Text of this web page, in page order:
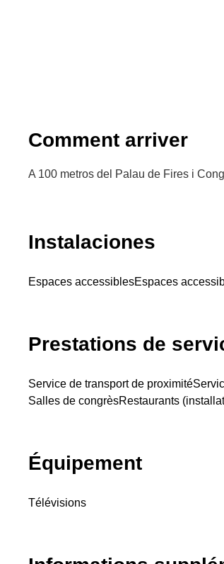
Comment arriver
A 100 metros del Palau de Fires i
Instalaciones
Espaces accessiblesEspaces
Prestations de
Service de transport de proximité
Salles de congrèsRestaurants
Équipement
Télévisions